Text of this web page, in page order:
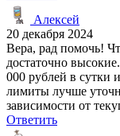
Алексей
20 декабря 2024
Вера, рад помочь!
достаточно
000 рублей в сутки
лимиты лучше
зависимости от
Ответить